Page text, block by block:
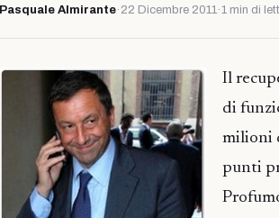
Pasquale Almirante· 22 Dicembre 2011·1 min di
Il
di
milioni
punti